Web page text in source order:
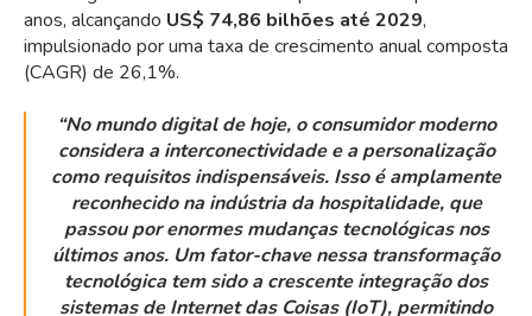
anos, alcançando US$ 74,86 bilhões até 2029,
impulsionado por uma taxa de crescimento anual composta
(CAGR) de 26,1%.
“No mundo digital de hoje, o consumidor moderno
considera a interconectividade e a personalização
como requisitos indispensáveis. Isso é amplamente
reconhecido na indústria da hospitalidade, que
passou por enormes mudanças tecnológicas nos
últimos anos. Um fator-chave nessa transformação
tecnológica tem sido a crescente integração dos
sistemas de Internet das Coisas (IoT), permitindo